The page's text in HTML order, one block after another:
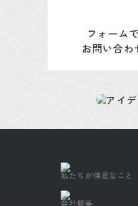
フォームで
お問い合わ
私たちが得意なこと
会社概要